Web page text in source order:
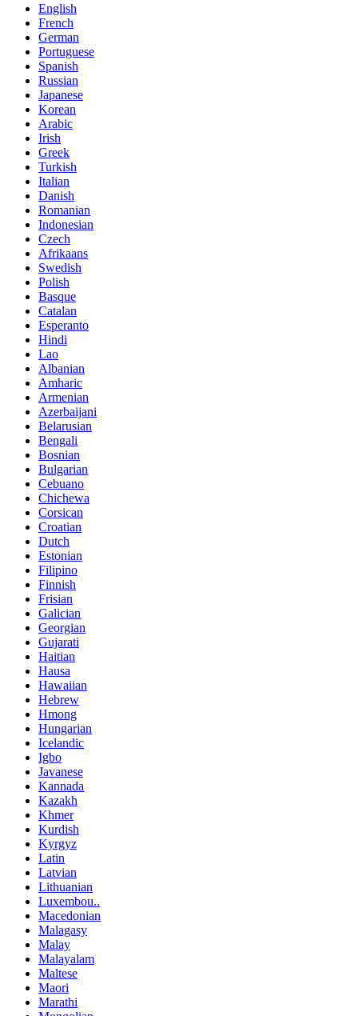
English
French
German
Portuguese
Spanish
Russian
Japanese
Korean
Arabic
Irish
Greek
Turkish
Italian
Danish
Romanian
Indonesian
Czech
Afrikaans
Swedish
Polish
Basque
Catalan
Esperanto
Hindi
Lao
Albanian
Amharic
Armenian
Azerbaijani
Belarusian
Bengali
Bosnian
Bulgarian
Cebuano
Chichewa
Corsican
Croatian
Dutch
Estonian
Filipino
Finnish
Frisian
Galician
Georgian
Gujarati
Haitian
Hausa
Hawaiian
Hebrew
Hmong
Hungarian
Icelandic
Igbo
Javanese
Kannada
Kazakh
Khmer
Kurdish
Kyrgyz
Latin
Latvian
Lithuanian
Luxembou..
Macedonian
Malagasy
Malay
Malayalam
Maltese
Maori
Marathi